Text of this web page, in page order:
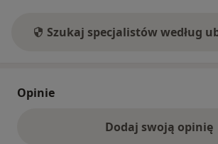
Szukaj specjalistów według
Opinie
Dodaj swoją opinię